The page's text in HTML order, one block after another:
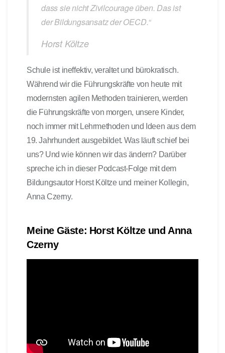
dass sie nicht Zivilcourage üben. Das ist
der Bildungsansatz der OECD.“
Horst Költze
Schule ist ineffektiv, veraltet und bürokratisch.
Während wir die Führungskräfte von heute mit
modernsten agilen Methoden trainieren, werden
die Führungskräfte von morgen, unsere Kinder,
noch immer mit Lehrmethoden und Ideen aus dem
19. Jahrhundert ausgebildet. Was läuft schief bei
uns? Und wie können wir das ändern? Darüber
spreche ich in dieser Podcast-Folge mit dem
Bildungsautor Horst Költze und meiner Kollegin,
Anna Czerny.
Meine Gäste: Horst Költze und Anna
Czerny